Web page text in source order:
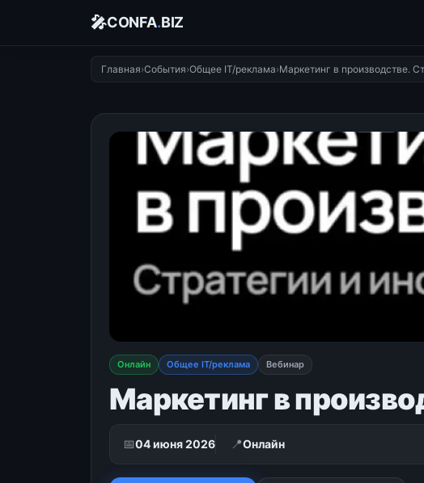
🎤CONFA.BIZ
Главная›События›Общее IT/реклама›Маркетинг в производстве.
Онлайн Общее IT/реклама Вебинар
Маркетинг в
📅04 июня 2026 📍Онлайн